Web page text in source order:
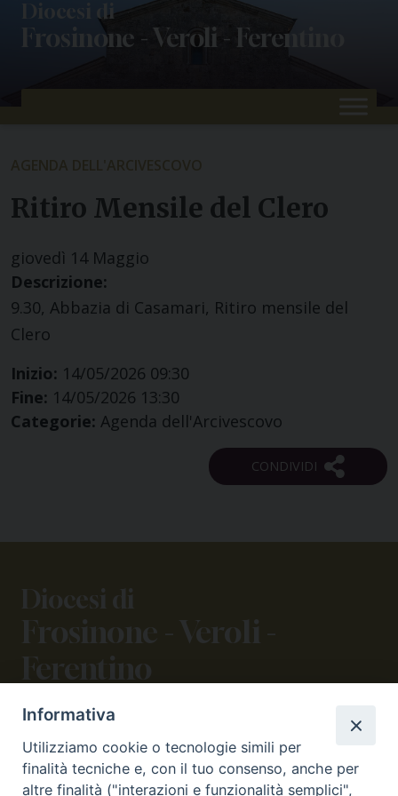
Diocesi di
Frosinone - Veroli - Ferentino
AGENDA DELL'ARCIVESCOVO
Ritiro Mensile del Clero
giovedì 14 Maggio
Descrizione:
9.30, Abbazia di Casamari, Ritiro mensile del
Clero
Inizio: 14/05/2026 09:30
Fine: 14/05/2026 13:30
Categorie: Agenda dell'Arcivescovo
Diocesi di
Frosinone - Veroli -
Ferentino
CONTATTI
viale Volsci 105 (ex via dei Monti Lepini)
03100 Frosinone (FR)
Informativa
Utilizziamo cookie o tecnologie simili per
finalità tecniche e, con il tuo consenso, anche per
altre finalità ("interazioni e funzionalità semplici",